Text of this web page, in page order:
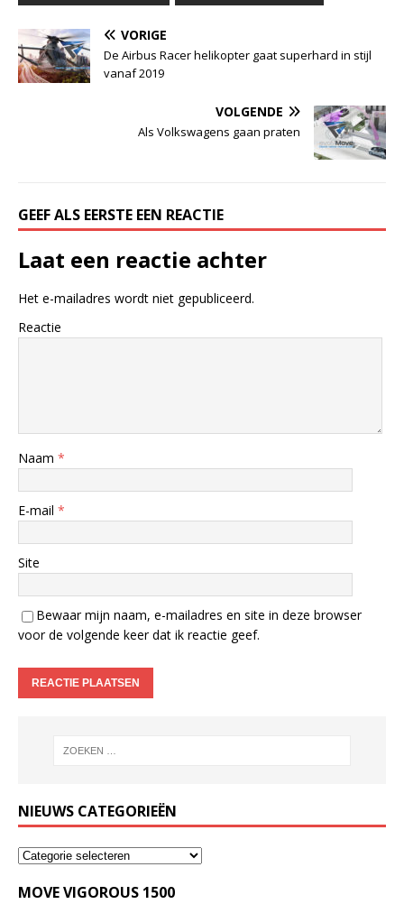
VORIGE
De Airbus Racer helikopter gaat superhard in stijl
vanaf 2019
VOLGENDE
Als Volkswagens gaan praten
GEEF ALS EERSTE EEN REACTIE
Laat een reactie achter
Het e-mailadres wordt niet gepubliceerd.
Reactie
Naam *
E-mail *
Site
Bewaar mijn naam, e-mailadres en site in deze browser
voor de volgende keer dat ik reactie geef.
NIEUWS CATEGORIEËN
MOVE VIGOROUS 1500